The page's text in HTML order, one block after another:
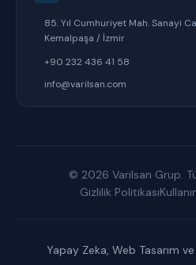
85. Yıl Cumhuriyet Mah. Sanayi
Kemalpaşa / İzmir
+90 232 436 41 58
info@varilsan.com
© 2026 Varilsan Grup.
Gizlilik Politikası
Yapay Zeka, Web Tasarım ve